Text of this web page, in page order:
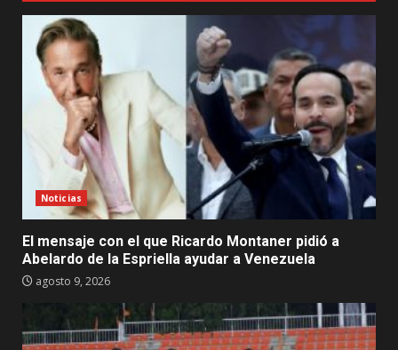
Noticias
El mensaje con el que Ricardo Montaner pidió a
Abelardo de la Espriella ayudar a Venezuela
agosto 9, 2026